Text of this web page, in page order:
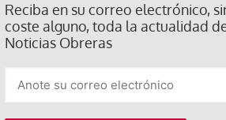
Reciba en su correo electrónico,
coste alguno, toda la actualidad
Noticias Obreras
su
correo